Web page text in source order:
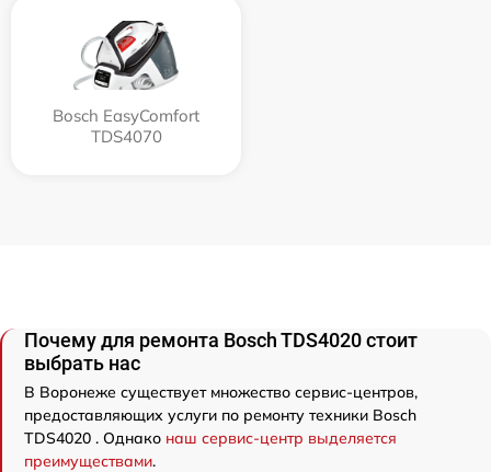
Bosch EasyComfort
TDS4070
Почему для ремонта Bosch TDS4020 стоит
выбрать нас
В Воронеже существует множество сервис-центров,
предоставляющих услуги по ремонту техники Bosch
TDS4020 . Однако наш сервис-центр выделяется
преимуществами.